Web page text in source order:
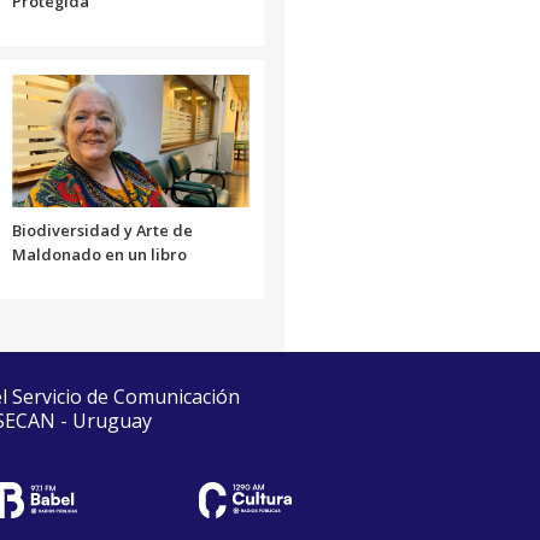
Biodiversidad y Arte de
Maldonado en un libro
de Comunicación
- Uruguay